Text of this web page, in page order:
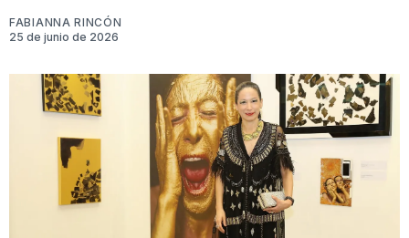
FABIANNA RINCÓN
25 de junio de 2026